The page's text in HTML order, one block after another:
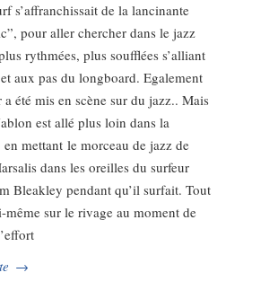
s’affranchissait de la lancinante
pour aller chercher dans le jazz
rythmées, plus soufflées s’alliant
aux pas du longboard. Egalement
a été mis en scène sur du jazz.. Mais
est allé plus loin dans la
en mettant le morceau de jazz de
dans les oreilles du surfeur
Bleakley pendant qu’il surfait. Tout
même sur le rivage au moment de
→